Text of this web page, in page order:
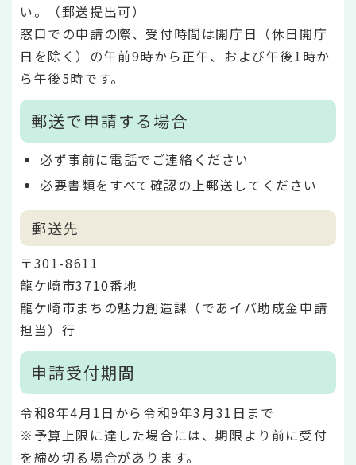
い。（郵送提出可）
窓口での申請の際、受付時間は開庁日（休日開庁
日を除く）の午前9時から正午、および午後1時か
ら午後5時です。
郵送で申請する場合
必ず事前に電話でご連絡ください
必要書類をすべて確認の上郵送してください
郵送先
〒301-8611
龍ケ崎市3710番地
龍ケ崎市まちの魅力創造課（であイバ助成金申請
担当）行
申請受付期間
令和8年4月1日から令和9年3月31日まで
※予算上限に達した場合には、期限より前に受付
を締め切る場合があります。